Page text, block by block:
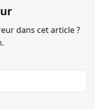
dans cet article ?